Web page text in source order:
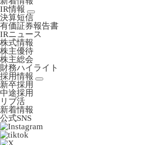
IR情報
決算短信
有価証券報告書
IRニュース
株式情報
株主優待
株主総会
財務ハイライト
採用情報
新卒採用
中途採用
リブ活
新着情報
公式SNS